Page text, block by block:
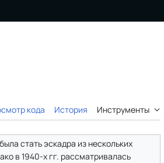
кода История Инструменты
стать эскадра из нескольких
в 1940-х гг. рассматривалась